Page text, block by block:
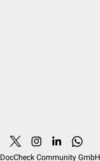
DocCheck Community GmbH